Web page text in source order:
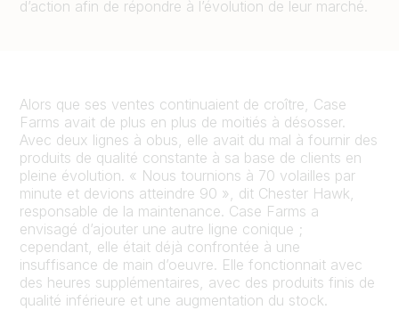
d’action afin de répondre à l’évolution de leur marché.
Alors que ses ventes continuaient de croître, Case
Farms avait de plus en plus de moitiés à désosser.
Avec deux lignes à obus, elle avait du mal à fournir des
produits de qualité constante à sa base de clients en
pleine évolution. « Nous tournions à 70 volailles par
minute et devions atteindre 90 », dit Chester Hawk,
responsable de la maintenance. Case Farms a
envisagé d’ajouter une autre ligne conique ;
cependant, elle était déjà confrontée à une
insuffisance de main d’oeuvre. Elle fonctionnait avec
des heures supplémentaires, avec des produits finis de
qualité inférieure et une augmentation du stock.